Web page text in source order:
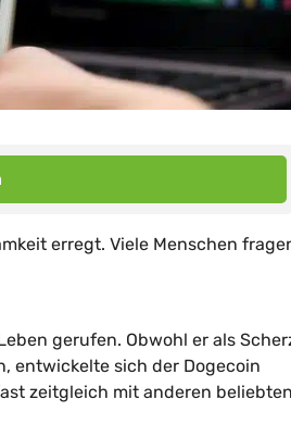
erregt. Viele Menschen
gerufen. Obwohl er als
entwickelte sich der Dogecoin
zeitgleich mit anderen beliebten